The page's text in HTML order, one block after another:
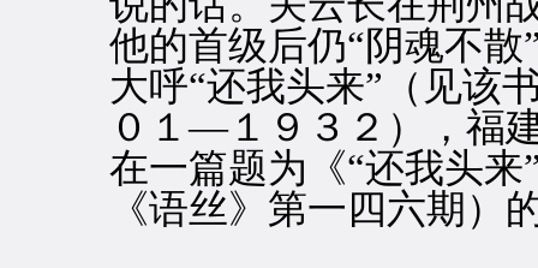
他的首级后仍“阴魂不
大呼“还我头来”（见该
０１—１９３２），福
在一篇题为《“还我头
《语丝》第一四六期）